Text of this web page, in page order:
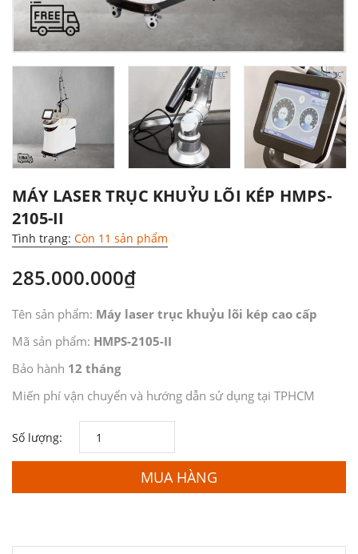
MÁY LASER TRỤC KHUỶU LÕI KÉP HMPS-
2105-II
Tình trạng: Còn 11 sản phẩm
285.000.000₫
Tên sản phẩm: Máy laser trục khuỷu lõi kép cao cấp
Mã sản phẩm: HMPS-2105-II
Bảo hành 12 tháng
Miến phí vận chuyển và hướng dẫn sử dụng tại TPHCM
Số lượng:
MUA HÀNG